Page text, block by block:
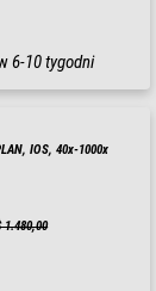
6-10 tygodni
IOS, 40x-1000x
1.480,00